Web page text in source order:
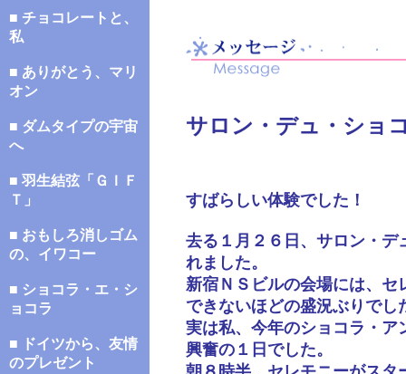
■ チョコレートと、
私
■ ありがとう、マリ
オン
■ ダムタイプの宇宙
へ
■ 羽生結弦「ＧＩＦ
Ｔ」
■ おもしろ消しゴム
の、イワコー
■ ショコラ・エ・シ
ョコラ
■ ドイツから、友情
のプレゼント
サロン・デュ・ショ
すばらしい体験でした！
去る１月２６日、サロン・デ
れました。
新宿ＮＳビルの会場には、セ
できないほどの盛況ぶりでし
実は私、今年のショコラ・ア
興奮の１日でした。